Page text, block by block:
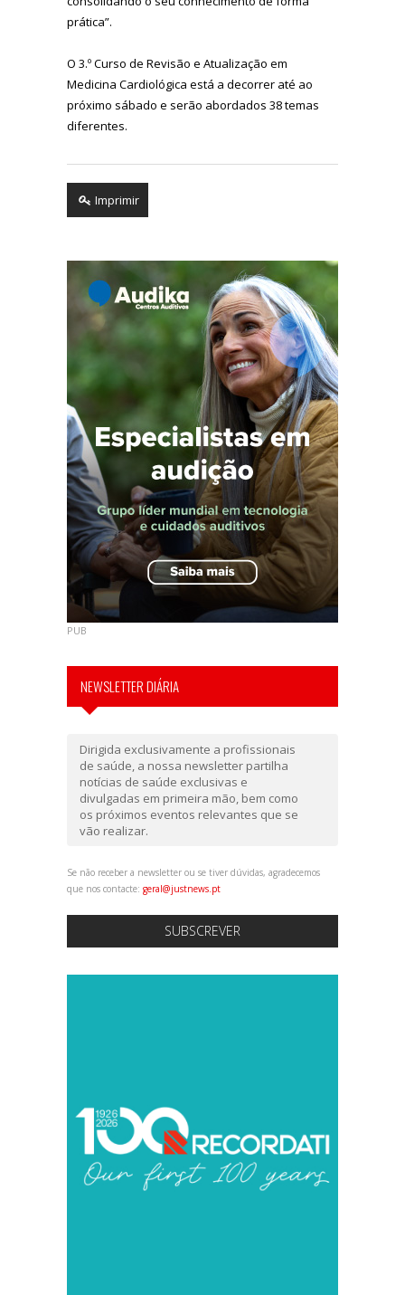
prática”.
O 3.º Curso de Revisão e Atualização em
Medicina Cardiológica está a decorrer até ao
próximo sábado e serão abordados 38 temas
diferentes.
Imprimir
PUB
NEWSLETTER DIÁRIA
Dirigida exclusivamente a profissionais
de saúde, a nossa newsletter partilha
notícias de saúde exclusivas e
divulgadas em primeira mão, bem como
os próximos eventos relevantes que se
vão realizar.
Se não receber a newsletter ou se tiver dúvidas, agradecemos
que nos contacte: geral@justnews.pt
SUBSCREVER